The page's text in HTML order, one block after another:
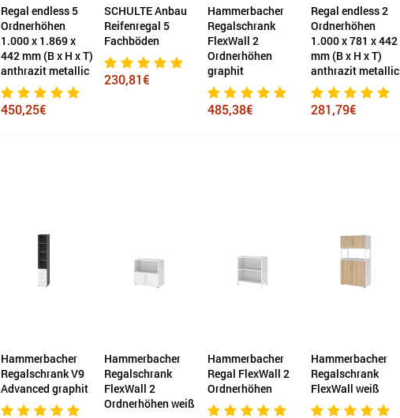
Regal endless 5
Ordnerhöhen
1.000 x 1.869 x
442 mm (B x H x T)
anthrazit metallic
450,25€
SCHULTE Anbau
Reifenregal 5
Fachböden
230,81€
Hammerbacher
Regalschrank
FlexWall 2
Ordnerhöhen
graphit
485,38€
Regal endless 2
Ordnerhöhen
1.000 x 781 x 442
mm (B x H x T)
anthrazit metallic
281,79€
Hammerbacher
Regalschrank V9
Advanced graphit
Hammerbacher
Regalschrank
FlexWall 2
Ordnerhöhen weiß
Hammerbacher
Regal FlexWall 2
Ordnerhöhen
Hammerbacher
Regalschrank
FlexWall weiß